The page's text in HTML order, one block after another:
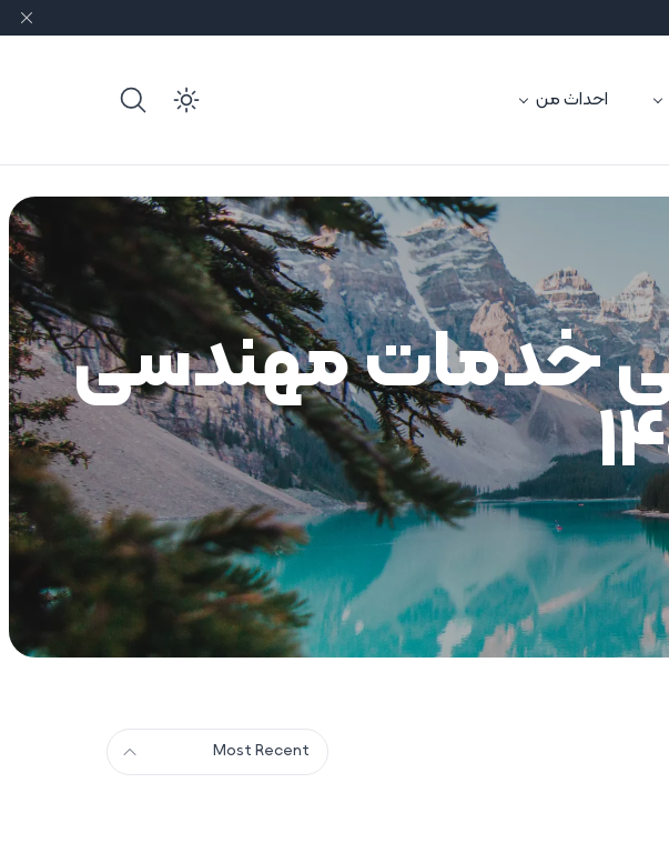
احداث من dark mode
خدمات مهندسی
Most Recent